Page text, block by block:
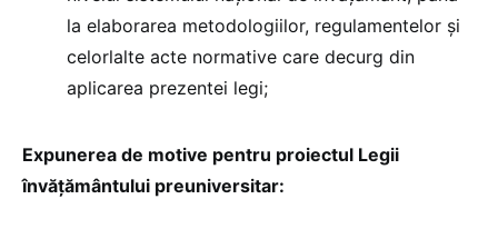
la elaborarea metodologiilor, regulamentelor şi
celorlalte acte normative care decurg din
aplicarea prezentei legi;
Expunerea de motive pentru proiectul Legii
învățământului preuniversitar: